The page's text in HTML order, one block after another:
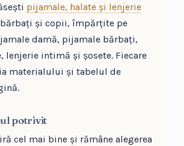
pijamale, halate și lenjerie
și copii, împărțite pe
damă, pijamale bărbați,
lenjerie intimă și șosete. Fiecare
materialului și tabelul de
potrivit
cel mai bine și rămâne alegerea